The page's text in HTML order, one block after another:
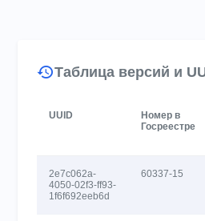
Таблица версий и
UUID
Номер в
Госреестре
2e7c062a-
4050-02f3-ff93-
1f6f692eeb6d
60337-15